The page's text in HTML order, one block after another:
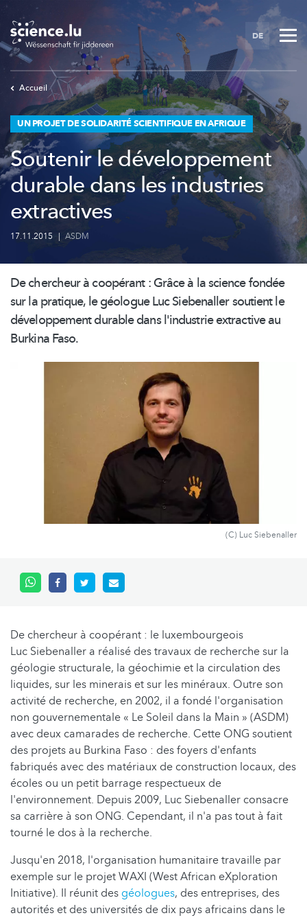
Skip
main
content
DE
Accueil
UN PROJET DE SOLIDARITÉ SCIENTIFIQUE EN AFRIQUE
Soutenir le développement
durable dans les industries
extractives
17.11.2015 | ASDM
De chercheur à coopérant : Grâce à la science fondée
sur la pratique, le géologue Luc Siebenaller soutient le
développementdurable dans l'industrie extractive au
Burkina Faso.
(C) Luc Siebenaller
De chercheur à coopérant : le luxembourgeois
Luc Siebenaller a réalisé des travaux de recherche sur la
géologie structurale, la géochimie et la circulation des
liquides, sur les minerais et sur les minéraux. Outre son
activité de recherche, en 2002, il a fondé l'organisation
non gouvernementale « Le Soleil dans la Main » (ASDM)
avec deux camarades de recherche. Cette ONG soutient
des projets au Burkina Faso : des foyers d'enfants
fabriqués avec des matériaux de construction locaux, des
écoles ou un petit barrage respectueux de
l'environnement. Depuis 2009, Luc Siebenaller consacre
sa carrière à son ONG. Cependant, il n'a pas tout à fait
tourné le dos à la recherche.
Jusqu'en 2018, l'organisation humanitaire travaille par
exemple sur le projet WAXI (West African eXploration
Initiative). Il réunit des géologues, des entreprises, des
autorités et des universités de dix pays africains dans le